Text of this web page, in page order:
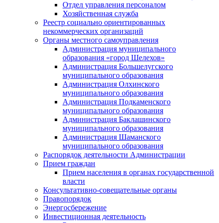
Отдел управления персоналом
Хозяйственная служба
Реестр социально ориентированных
некоммерческих организаций
Органы местного самоуправления
Администрация муниципального
образования «город Шелехов»
Администрация Большелугского
муниципального образования
Администрация Олхинского
муниципального образования
Администрация Подкаменского
муниципального образования
Администрация Баклашинского
муниципального образования
Администрация Шаманского
муниципального образования
Распорядок деятельности Администрации
Прием граждан
Прием населения в органах государственной
власти
Консультативно-совещательные органы
Правопорядок
Энергосбережение
Инвестиционная деятельность